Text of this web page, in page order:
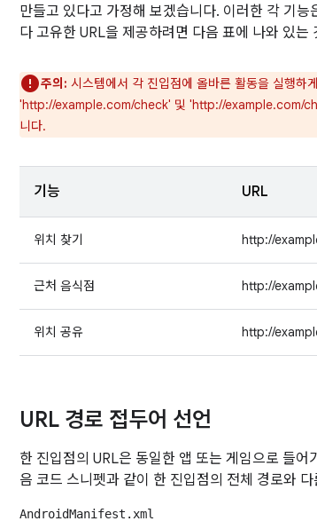
만들고 있다고 가정해 보겠습니다. 이러한 각 기
다 고유한 URL을 제공하려면 다음 표에 나와 있
주의: 시스템에서 각 진입점에 올바른 활동을 실행하
'http://example.com/check' 및 'http://example.com/
니다.
기능 URL
위치 찾기 http://
근처 음식점 http://
위치 공유 http://
URL 경로 접두어 선언
한 진입점의 URL은 동일한 앱 또는 게임으로 들
음 코드 스니펫과 같이 한 진입점의 전체 경로와
AndroidManifest.xml